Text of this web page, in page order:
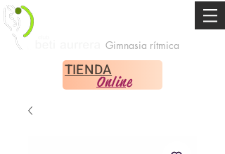
Gimnasia rítmica
Online
TIENDA